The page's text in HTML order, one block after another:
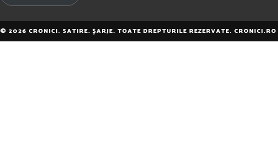
© 2026 CRONICI. SATIRE. ȘARJE. TOATE DREPTURILE REZERVATE. CRONICI.RO